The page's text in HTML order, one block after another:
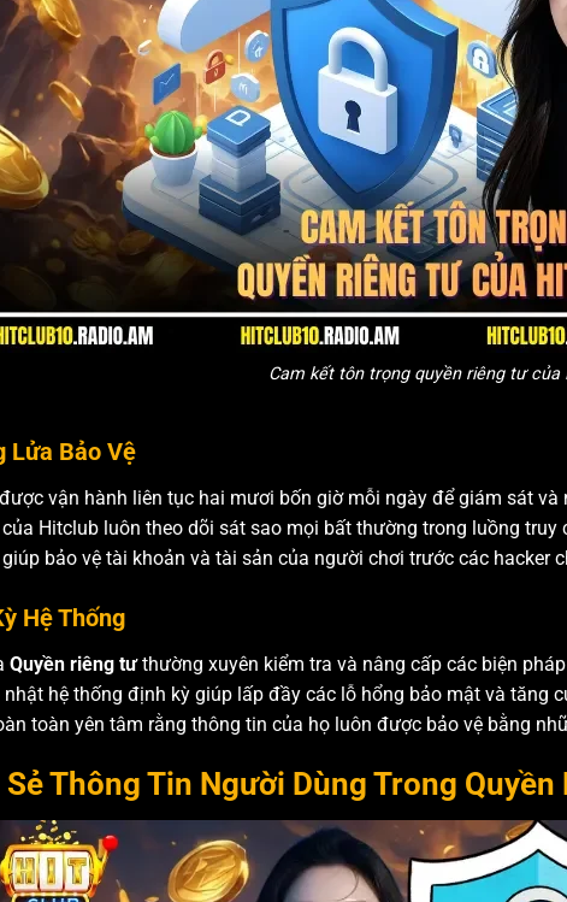
Cam kết tôn trọng quyền riêng tư của
Lửa Bảo Vệ
vận hành liên tục hai mươi bốn giờ mỗi ngày để giám sát
Hitclub luôn theo dõi sát sao mọi bất thường trong luồng
bảo vệ tài khoản và tài sản của người chơi trước các hacker
Hệ Thống
Quyền riêng tưthường xuyên kiểm tra và nâng cấp các biện
hệ thống định kỳ giúp lấp đầy các lỗ hổng bảo mật và tăng
toàn yên tâm rằng thông tin của họ luôn được bảo vệ bằng
Thông Tin Người Dùng Trong